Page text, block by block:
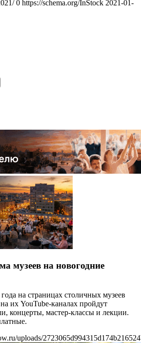
0 https://schema.org/InStock 2021-01-
музеев на новогодние
на страницах столичных музеев
их YouTube-каналах пройдут
концерты, мастер-классы и лекции.
uploads/